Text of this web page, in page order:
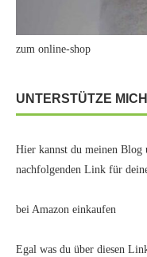
zum online-shop
UNTERSTÜTZE
Hier kannst du meinen Blog
nachfolgenden Link für
bei Amazon einkaufen
Egal was du über diesen